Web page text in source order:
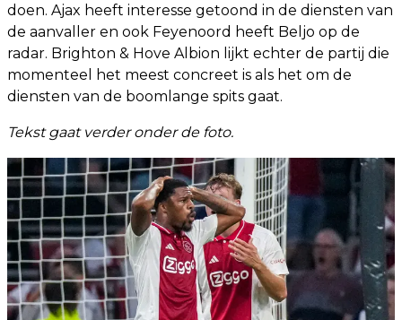
doen. Ajax heeft interesse getoond in de diensten van
de aanvaller en ook Feyenoord heeft Beljo op de
radar. Brighton & Hove Albion lijkt echter de partij die
momenteel het meest concreet is als het om de
diensten van de boomlange spits gaat.
Tekst gaat verder onder de foto.